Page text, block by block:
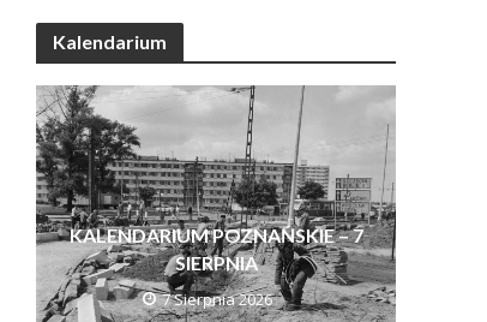
Kalendarium
KALENDARIUM POZNAŃSKIE – 7
SIERPNIA
7 Sierpnia 2026